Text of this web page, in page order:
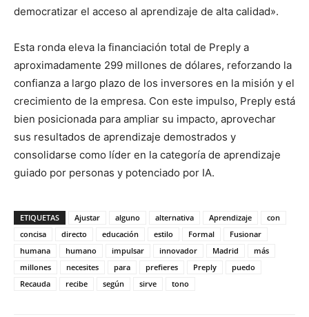
democratizar el acceso al aprendizaje de alta calidad».
Esta ronda eleva la financiación total de Preply a
aproximadamente 299 millones de dólares, reforzando la
confianza a largo plazo de los inversores en la misión y el
crecimiento de la empresa. Con este impulso, Preply está
bien posicionada para ampliar su impacto, aprovechar
sus resultados de aprendizaje demostrados y
consolidarse como líder en la categoría de aprendizaje
guiado por personas y potenciado por IA.
ETIQUETAS Ajustar alguno alternativa Aprendizaje
con
concisa
directo educación estilo Formal
Fusionar
humana
humano impulsar innovador Madrid
más
millones
necesites para prefieres Preply
puedo
Recauda
recibe según sirve tono